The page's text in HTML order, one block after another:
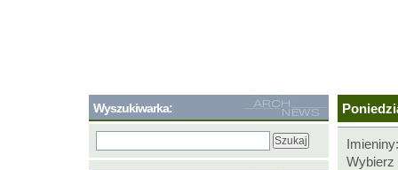
Wybierz
Wyszukiwarka: